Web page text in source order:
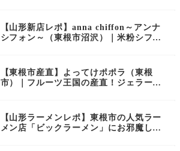
【山形新店レポ】anna chiffon～アンナ
シフォン～（東根市沼沢）｜米粉シフォ
【東根市産直】よってけポポラ（東根
市）｜フルーツ王国の産直！ジェラート
【山形ラーメンレポ】東根市の人気ラー
メン店「ビックラーメン」にお邪魔して